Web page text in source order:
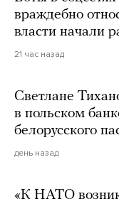
враждебно
власти начали
21 час назад
Светлане
в польском
белорусского
день назад
«К НАТО